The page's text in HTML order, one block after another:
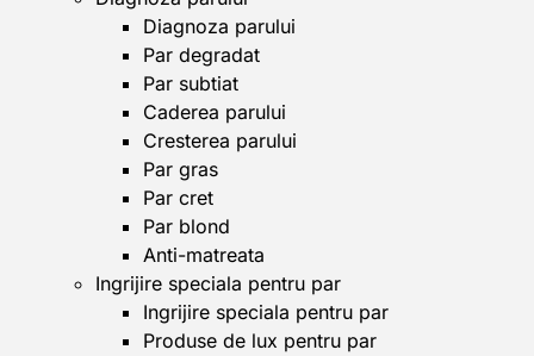
Diagnoza parului
Par degradat
Par subtiat
Caderea parului
Cresterea parului
Par gras
Par cret
Par blond
Anti-matreata
Ingrijire speciala pentru par
Ingrijire speciala pentru par
Produse de lux pentru par